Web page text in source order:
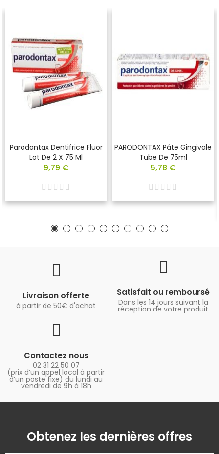
Parodontax Dentifrice Fluor
Lot De 2 X 75 Ml
9,79 €
PARODONTAX Pâte Gingivale
Tube De 75ml
5,78 €
Livraison offerte
à partir de 50€ d'achat
Satisfait ou remboursé
Dans les 14 jours suivant la
réception de votre produit
Contactez nous
02 31 22 50 07
(prix d’un appel local à partir
d’un poste fixe) du lundi au
vendredi de 9h à 18h
Obtenez les dernières offres